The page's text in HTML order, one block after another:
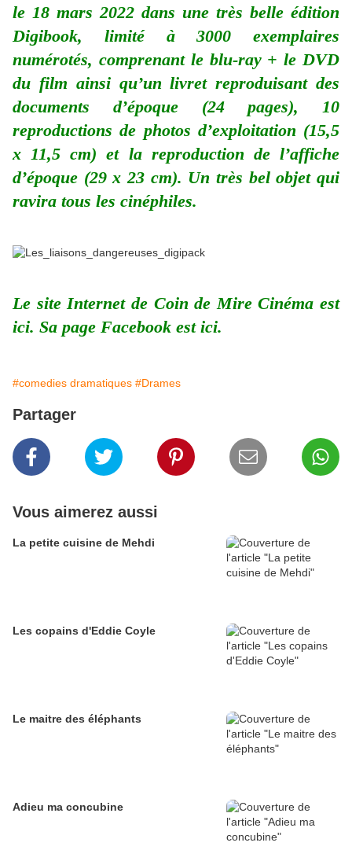
le 18 mars 2022 dans une très belle édition
Digibook, limité à 3000 exemplaires
numérotés, comprenant le blu-ray + le DVD
du film ainsi qu’un livret reproduisant des
documents d’époque (24 pages), 10
reproductions de photos d’exploitation (15,5
x 11,5 cm) et la reproduction de l’affiche
d’époque (29 x 23 cm). Un très bel objet qui
ravira tous les cinéphiles.
Le site Internet de Coin de Mire Cinéma est
ici. Sa page Facebook est ici.
#comedies dramatiques #Drames
Partager
Vous aimerez aussi
La petite cuisine de Mehdi
Les copains d'Eddie Coyle
Le maitre des éléphants
Adieu ma concubine